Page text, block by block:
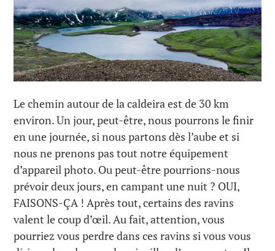
Le chemin autour de la caldeira est de 30 km
environ. Un jour, peut-être, nous pourrons le finir
en une journée, si nous partons dès l’aube et si
nous ne prenons pas tout notre équipement
d’appareil photo. Ou peut-être pourrions-nous
prévoir deux jours, en campant une nuit ? OUI,
FAISONS-ÇA ! Après tout, certains des ravins
valent le coup d’œil. Au fait, attention, vous
pourriez vous perdre dans ces ravins si vous vous